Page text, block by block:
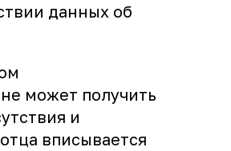
данных об
может получить
и
вписывается